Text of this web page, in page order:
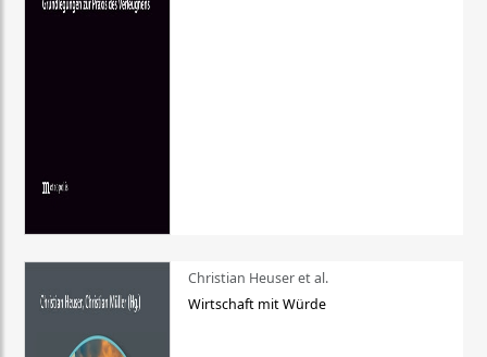
Christian Heuser et al.
Wirtschaft mit Würde